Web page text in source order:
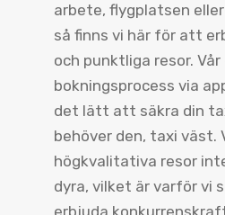
arbete, flygplatsen
så finns vi här för att
och punktliga resor. Vår
bokningsprocess via
det lätt att säkra din
behöver den, taxi väst.
högkvalitativa resor
dyra, vilket är varför vi
erbjuda